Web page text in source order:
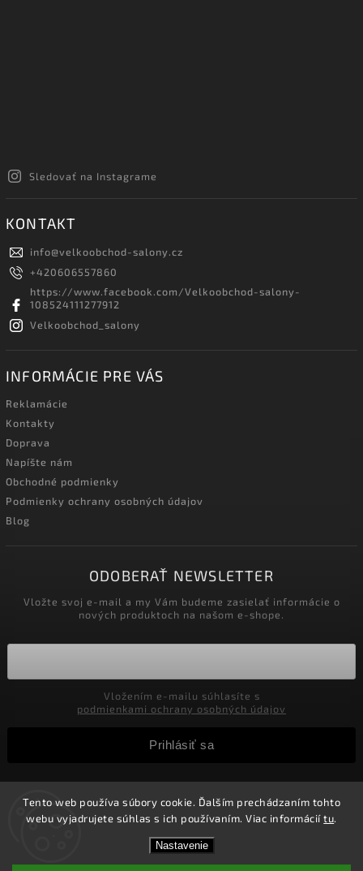
Tento web používa súbory cookie. Ďalším prechádzaním tohto
webu vyjadrujete súhlas s ich používaním. Viac informáciítu.
Nastavenie
Zľavy pre podnikateľov! Zaregistrujte sa a získajte v
košíku Zľavu 5%! Nie je možné kombinovať s inými
zľavami.
Sledovať na Instagrame
KONTAKT
info@velkoobchod-salony.cz
+420606557860
https://www.facebook.com/Velkoobchod-salony-
108524111277912
Velkoobchod_salony
INFORMÁCIE PRE VÁS
Reklamácie
Kontakty
Doprava
Napíšte nám
Obchodné podmienky
Podmienky ochrany osobných údajov
Blog
ODOBERAŤ NEWSLETTER
Vložte svoj e-mail a my Vám budeme zasielať informácie o
nových produktoch na našom e-shope.
podmienkami ochrany osobných údajov
Prihlásiť sa
Copyright 2026 Velkoobchod-salony.sk. Všetky práva
vyhradené.
Shoptet| Design